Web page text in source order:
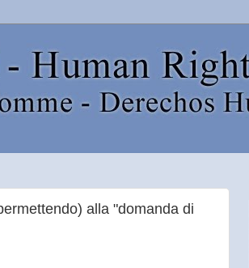
alla "domanda di